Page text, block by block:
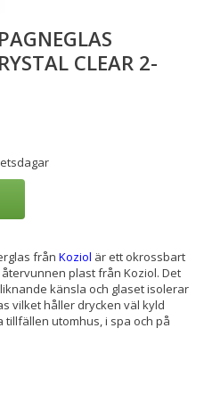
CLEAR 2-
från Koziol är ett okrossbart
plast från Koziol. Det
känsla och glaset isolerar
vilket håller drycken väl kyld
utomhus, i spa och på